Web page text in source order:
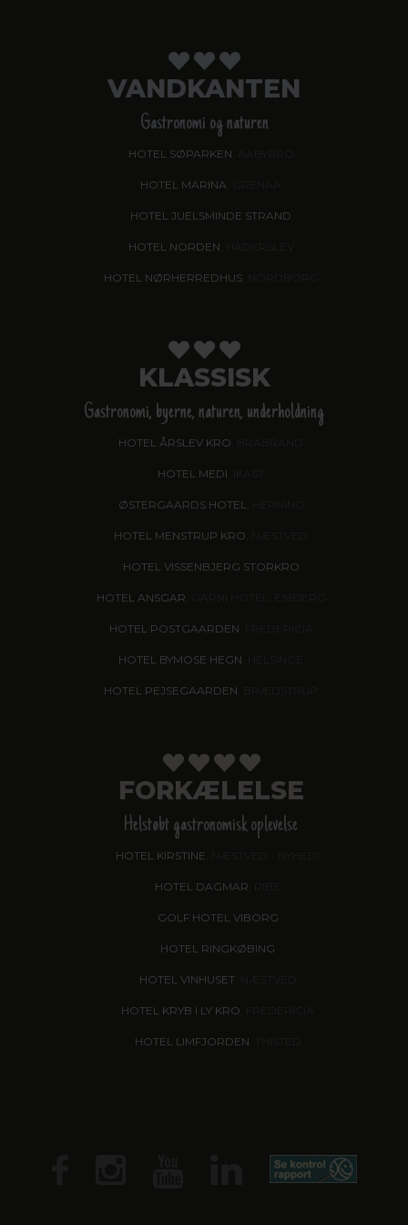
VANDKANTEN
Gastronomi og naturen
HOTEL SØPARKEN
HOTEL MARINA
HOTEL JUELSMINDE STRAND
HOTEL NORDEN
HOTEL NØRHERREDHUS, NORDBORG
KLASSISK
Gastronomi, byerne, naturen, underholdning
HOTEL ÅRSLEV KRO
HOTEL MEDI
ØSTERGAARDS HOTEL, HERNING
HOTEL MENSTRUP KRO
HOTEL VISSENBJERG STORKRO
HOTEL ANSGAR
HOTEL POSTGAARDEN
HOTEL BYMOSE HEGN
HOTEL PEJSEGAARDEN
FORKÆLELSE
Helstøbt gastronomisk oplevelse
HOTEL KIRSTINE
HOTEL DAGMAR
GOLF HOTEL VIBORG
HOTEL RINGKØBING
HOTEL VINHUSET, NÆSTVED
HOTEL KRYB I LY KRO
HOTEL LIMFJORDEN